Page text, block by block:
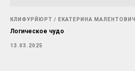
КЛИФУРЙЮРТ / ЕКАТЕРИНА МАЛЕНТОВИЧ
Логическое чудо
13.03.2025